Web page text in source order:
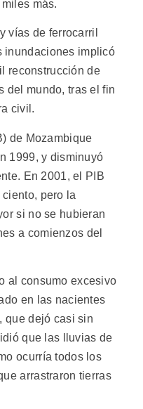
más.
vías de ferrocarril
inundaciones implicó
reconstrucción de
del mundo, tras el fin
civil.
de Mozambique
1999, y disminuyó
En 2001, el PIB
pero la
si no se hubieran
a comienzos del
al consumo excesivo
en las nacientes
que dejó casi sin
que las lluvias de
ocurría todos los
arrastraron tierras